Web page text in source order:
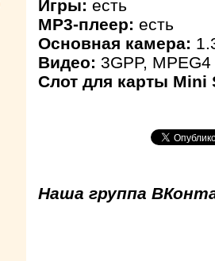
Игры: есть
MP3-плеер: есть
Основная камера:
Видео: 3GPP, MPEG4
Слот для карты Mini
Наша группа